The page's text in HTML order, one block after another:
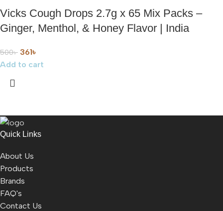
Vicks Cough Drops 2.7g x 65 Mix Packs –
Ginger, Menthol, & Honey Flavor | India
500৳ 361৳
Add to cart
Quick Links
About Us
Products
Brands
FAQ's
Contact Us